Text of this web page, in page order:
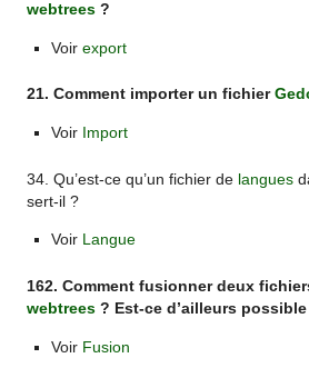
webtrees ?
Voir export
21. Comment importer un fichier
Voir Import
34. Qu’est-ce qu’un fichier de langues
sert-il ?
Voir Langue
162. Comment fusionner deux
webtrees ? Est-ce d’ailleurs possible
Voir Fusion